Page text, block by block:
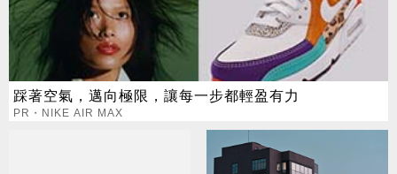
踩著空氣，邁向極限，讓每一步都輕盈有力
PR・NIKE AIR MAX